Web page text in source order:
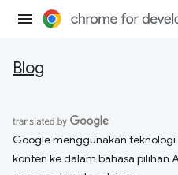
Blog
Google menggunakan
konten ke dalam bahasa pilihan